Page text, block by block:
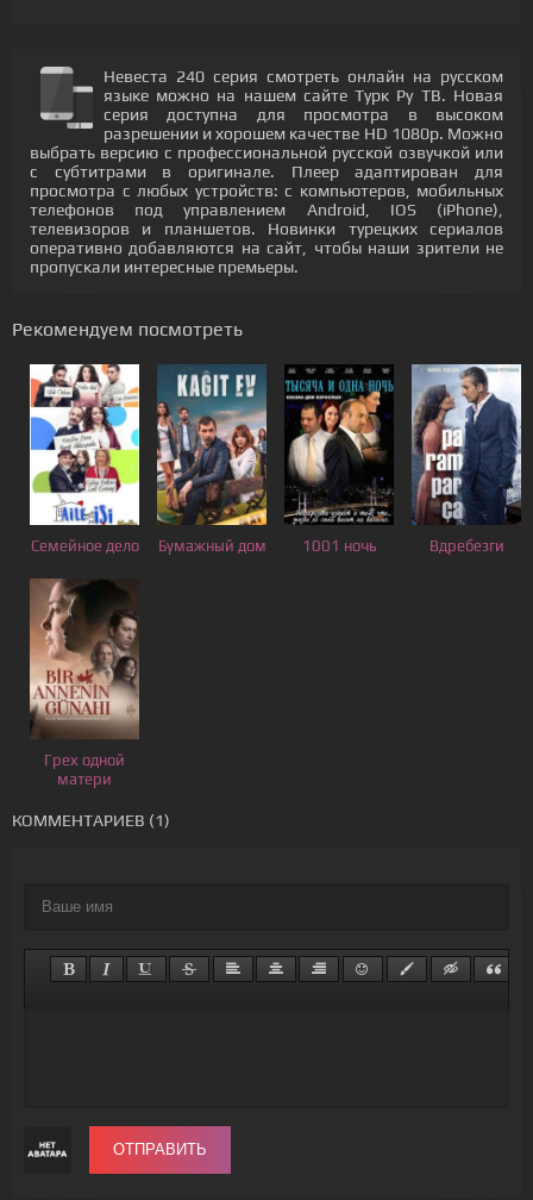
Невеста 240 серия смотреть онлайн на русском
языке можно на нашем сайте Турк Ру ТВ. Новая
серия доступна для просмотра в высоком
разрешении и хорошем качестве HD 1080p. Можно
выбрать версию с профессиональной русской озвучкой или
с субтитрами в оригинале. Плеер адаптирован для
просмотра с любых устройств: с компьютеров, мобильных
телефонов под управлением Android, IOS (iPhone),
телевизоров и планшетов. Новинки турецких сериалов
оперативно добавляются на сайт, чтобы наши зрители не
пропускали интересные премьеры.
Рекомендуем посмотреть
Семейное дело Бумажный дом 1001 ночь Вдребезги
Грех одной
матери
КОММЕНТАРИЕВ (1)
ОТПРАВИТЬ